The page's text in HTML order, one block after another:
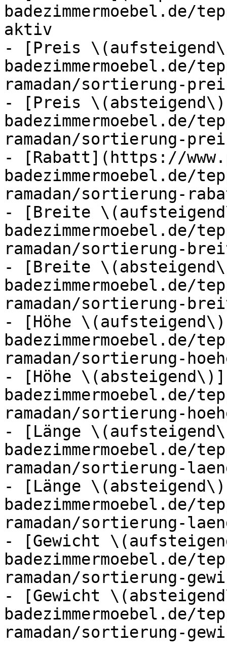
badezimmermoebel.de/
aktiv
- [Preis
badezimmermoebel.de/
ramadan/sortierung-
- [Preis
badezimmermoebel.de/
ramadan/sortierung-
- [Rabatt](https://
badezimmermoebel.de/
ramadan/sortierung-
- [Breite
badezimmermoebel.de/
ramadan/sortierung-
- [Breite
badezimmermoebel.de/
ramadan/sortierung-
- [Höhe
badezimmermoebel.de/
ramadan/sortierung-
- [Höhe
badezimmermoebel.de/
ramadan/sortierung-
- [Länge
badezimmermoebel.de/
ramadan/sortierung-
- [Länge
badezimmermoebel.de/
ramadan/sortierung-
- [Gewicht
badezimmermoebel.de/
ramadan/sortierung-
- [Gewicht
badezimmermoebel.de/